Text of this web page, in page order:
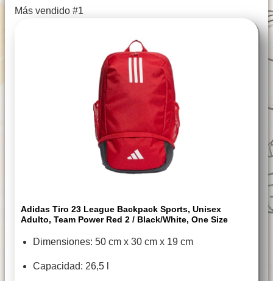
Más vendido #1
Adidas Tiro 23 League Backpack Sports, Unisex
Adulto, Team Power Red 2 / Black/White, One Size
Dimensiones: 50 cm x 30 cm x 19 cm
Capacidad: 26,5 l